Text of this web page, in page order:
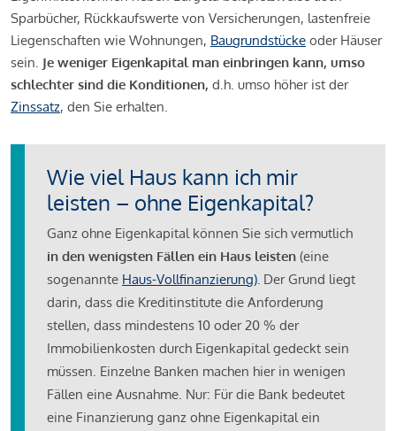
Sparbücher, Rückkaufswerte von Versicherungen, lastenfreie
Liegenschaften wie Wohnungen, Baugrundstücke oder Häuser
sein. Je weniger Eigenkapital man einbringen kann, umso
schlechter sind die Konditionen, d.h. umso höher ist der
Zinssatz, den Sie erhalten.
Wie viel Haus kann ich mir
leisten – ohne Eigenkapital?
Ganz ohne Eigenkapital können Sie sich vermutlich
in den wenigsten Fällen ein Haus leisten (eine
sogenannte Haus-Vollfinanzierung). Der Grund liegt
darin, dass die Kreditinstitute die Anforderung
stellen, dass mindestens 10 oder 20 % der
Immobilienkosten durch Eigenkapital gedeckt sein
müssen. Einzelne Banken machen hier in wenigen
Fällen eine Ausnahme. Nur: Für die Bank bedeutet
eine Finanzierung ganz ohne Eigenkapital ein